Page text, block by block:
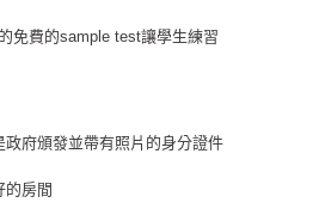
免費的sample test讓學生練習
府頒發並帶有照片的身分證件
房間